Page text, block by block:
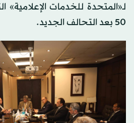
لـ«المتحدة للخدمات
50 بعد التحالف الجديد.